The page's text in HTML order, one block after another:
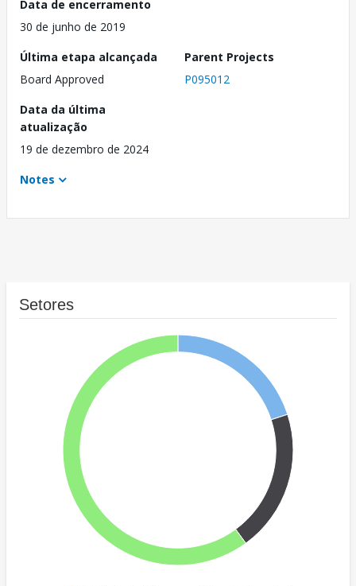
Data de encerramento
30 de junho de 2019
Última etapa alcançada
Board Approved
Parent Projects
P095012
Data da última
atualização
19 de dezembro de 2024
Notes
Setores